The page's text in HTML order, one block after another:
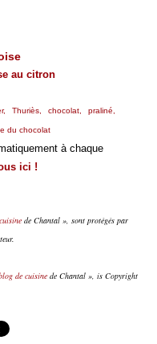
au citron
Thuriès, chocolat, praliné,
du chocolat
à chaque
ici !
de Chantal », sont protégés par
de cuisinede Chantal », is Copyright